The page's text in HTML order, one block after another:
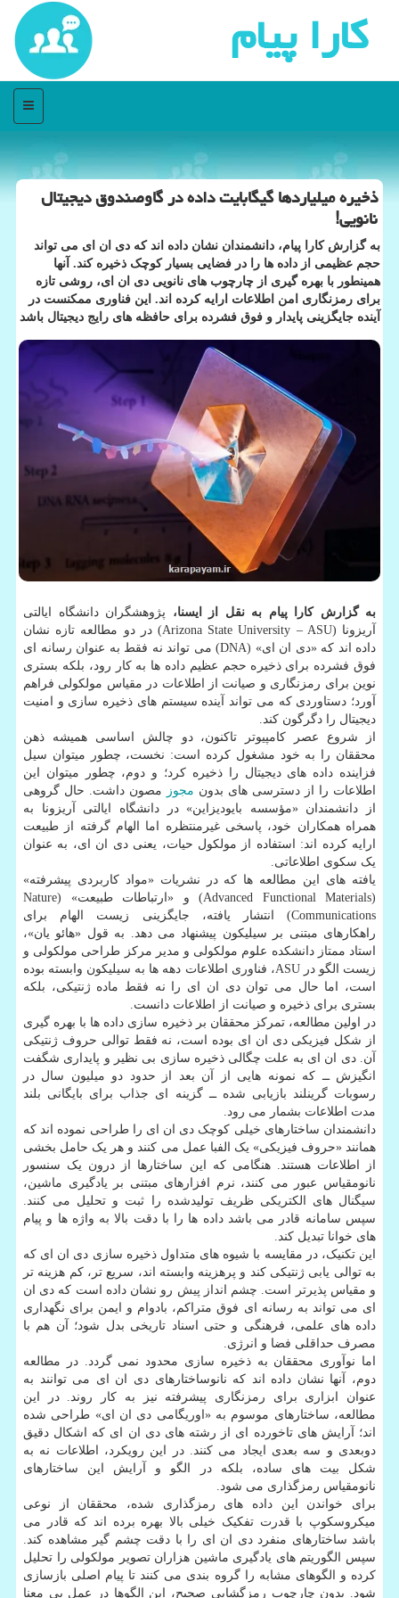
كارا پیام
منو
ذخیره میلیاردها گیگابایت داده در گاوصندوق دیجیتال
نانویی!
به گزارش کارا پیام، دانشمندان نشان داده اند که دی ان ای می تواند
حجم عظیمی از داده ها را در فضایی بسیار کوچک ذخیره کند. آنها
همینطور با بهره گیری از چارچوب های نانویی دی ان ای، روشی تازه
برای رمزنگاری امن اطلاعات ارایه کرده اند. این فناوری ممکنست در
آینده جایگزینی پایدار و فوق فشرده برای حافظه های رایج دیجیتال باشد
به گزارش کارا پیام به نقل از ایسنا، پژوهشگران دانشگاه ایالتی
آریزونا (Arizona State University – ASU) در دو مطالعه تازه نشان
داده اند که «دی ان ای» (DNA) می تواند نه فقط به عنوان رسانه ای
فوق فشرده برای ذخیره حجم عظیم داده ها به کار رود، بلکه بستری
نوین برای رمزنگاری و صیانت از اطلاعات در مقیاس مولکولی فراهم
آورد؛ دستاوردی که می تواند آینده سیستم های ذخیره سازی و امنیت
دیجیتال را دگرگون کند.
از شروع عصر کامپیوتر تاکنون، دو چالش اساسی همیشه ذهن
محققان را به خود مشغول کرده است: نخست، چطور میتوان سیل
فزاینده داده های دیجیتال را ذخیره کرد؛ و دوم، چطور میتوان این
اطلاعات را از دسترسی های بدون مجوز
مصون داشت. حال گروهی
از دانشمندان «مؤسسه بایودیزاین» در دانشگاه ایالتی آریزونا به
همراه همکاران خود، پاسخی غیرمنتظره اما الهام گرفته از طبیعت
ارایه کرده اند: استفاده از مولکول حیات، یعنی دی ان ای، به عنوان
یک سکوی اطلاعاتی.
یافته های این مطالعه ها که در نشریات «مواد کاربردی پیشرفته»
(Advanced Functional Materials) و «ارتباطات طبیعت» (Nature
Communications) انتشار یافته، جایگزینی زیست الهام برای
راهکارهای مبتنی بر سیلیکون پیشنهاد می دهد. به قول «هائو یان»،
استاد ممتاز دانشکده علوم مولکولی و مدیر مرکز طراحی مولکولی و
زیست الگو در ASU، فناوری اطلاعات دهه ها به سیلیکون وابسته بوده
است، اما حال می توان دی ان ای را نه فقط ماده ژنتیکی، بلکه
بستری برای ذخیره و صیانت از اطلاعات دانست.
در اولین مطالعه، تمرکز محققان بر ذخیره سازی داده ها با بهره گیری
از شکل فیزیکی دی ان ای بوده است، نه فقط توالی حروف ژنتیکی
آن. دی ان ای به علت چگالی ذخیره سازی بی نظیر و پایداری شگفت
انگیزش ــ که نمونه هایی از آن بعد از حدود دو میلیون سال در
رسوبات گرینلند بازیابی شده ــ گزینه ای جذاب برای بایگانی بلند
مدت اطلاعات بشمار می رود.
دانشمندان ساختارهای خیلی کوچک دی ان ای را طراحی نموده اند که
همانند «حروف فیزیکی» یک الفبا عمل می کنند و هر یک حامل بخشی
از اطلاعات هستند. هنگامی که این ساختارها از درون یک سنسور
نانومقیاس عبور می کنند، نرم افزارهای مبتنی بر یادگیری ماشین،
سیگنال های الکتریکی ظریف تولیدشده را ثبت و تحلیل می کنند.
سپس سامانه قادر می باشد داده ها را با دقت بالا به واژه ها و پیام
های خوانا تبدیل کند.
این تکنیک، در مقایسه با شیوه های متداول ذخیره سازی دی ان ای که
به توالی یابی ژنتیکی کند و پرهزینه وابسته اند، سریع تر، کم هزینه تر
و مقیاس پذیرتر است. چشم انداز پیش رو نشان داده است که دی ان
ای می تواند به رسانه ای فوق متراکم، بادوام و ایمن برای نگهداری
داده های علمی، فرهنگی و حتی اسناد تاریخی بدل شود؛ آن هم با
مصرف حداقلی فضا و انرژی.
اما نوآوری محققان به ذخیره سازی محدود نمی گردد. در مطالعه
دوم، آنها نشان داده اند که نانوساختارهای دی ان ای می توانند به
عنوان ابزاری برای رمزنگاری پیشرفته نیز به کار روند. در این
مطالعه، ساختارهای موسوم به «اوریگامی دی ان ای» طراحی شده
اند؛ آرایش های تاخورده ای از رشته های دی ان ای که اشکال دقیق
دوبعدی و سه بعدی ایجاد می کنند. در این رویکرد، اطلاعات نه به
شکل بیت های ساده، بلکه در الگو و آرایش این ساختارهای
نانومقیاس رمزگذاری می شود.
برای خواندن این داده های رمزگذاری شده، محققان از نوعی
میکروسکوپ با قدرت تفکیک خیلی بالا بهره برده اند که قادر می
باشد ساختارهای منفرد دی ان ای را با دقت چشم گیر مشاهده کند.
سپس الگوریتم های یادگیری ماشین هزاران تصویر مولکولی را تحلیل
کرده و الگوهای مشابه را گروه بندی می کنند تا پیام اصلی بازسازی
شود. بدون چارچوب رمزگشایی صحیح، این الگوها در عمل بی معنا